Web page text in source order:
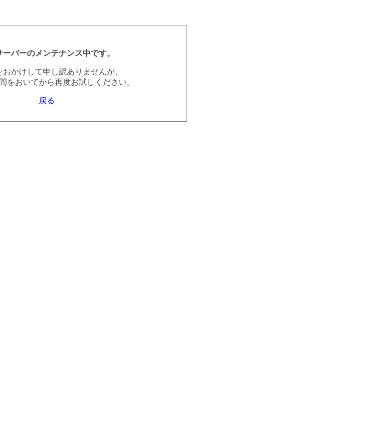
ーバーのメンテナンス中です。
おかけして申し訳ありませんが、
をおいてから再度お試しください。
戻る